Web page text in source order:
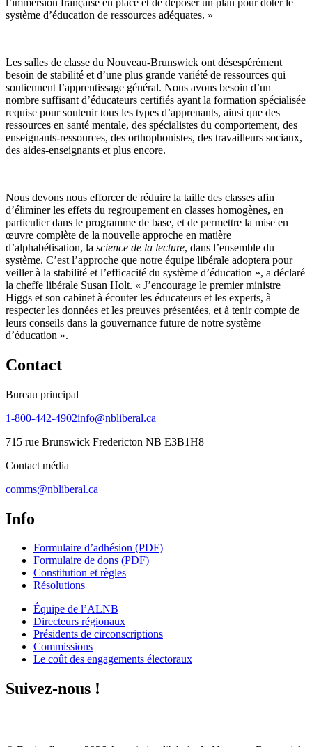
système d’éducation de ressources adéquates. »
Les salles de classe du Nouveau-Brunswick ont désespérément
besoin de stabilité et d’une plus grande variété de ressources qui
soutiennent l’apprentissage général. Nous avons besoin d’un
nombre suffisant d’éducateurs certifiés ayant la formation spécialisée
requise pour soutenir tous les types d’apprenants, ainsi que des
ressources en santé mentale, des spécialistes du comportement, des
enseignants-ressources, des orthophonistes, des travailleurs sociaux,
des aides-enseignants et plus encore.
Nous devons nous efforcer de réduire la taille des classes afin
d’éliminer les effets du regroupement en classes homogènes, en
particulier dans le programme de base, et de permettre la mise en
œuvre complète de la nouvelle approche en matière
d’alphabétisation, la science de la lecture, dans l’ensemble du
système. C’est l’approche que notre équipe libérale adoptera pour
veiller à la stabilité et l’efficacité du système d’éducation », a déclaré
la cheffe libérale Susan Holt. « J’encourage le premier ministre
Higgs et son cabinet à écouter les éducateurs et les experts, à
respecter les données et les preuves présentées, et à tenir compte de
leurs conseils dans la gouvernance future de notre système
d’éducation ».
Contact
Bureau principal
1-800-442-4902info@nbliberal.ca
715 rue Brunswick Fredericton NB E3B1H8
Contact média
comms@nbliberal.ca
Info
Formulaire d’adhésion (PDF)
Formulaire de dons (PDF)
Constitution et règles
Résolutions
Équipe de l’ALNB
Directeurs régionaux
Présidents de circonscriptions
Commissions
Le coût des engagements électoraux
Suivez-nous !